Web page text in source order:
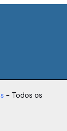
- Todos os